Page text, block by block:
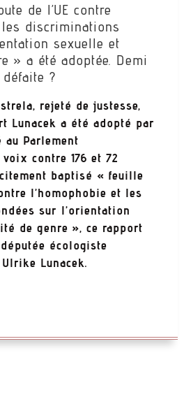
de l’UE contre
les discriminations
sexuelle et
» a été adoptée. Demi
?
rejeté de justesse,
Lunacek a été adopté par
Parlement
contre 176 et 72
baptisé « feuille
l’homophobie et les
sur l’orientation
de genre », ce rapport
écologiste
Lunacek.